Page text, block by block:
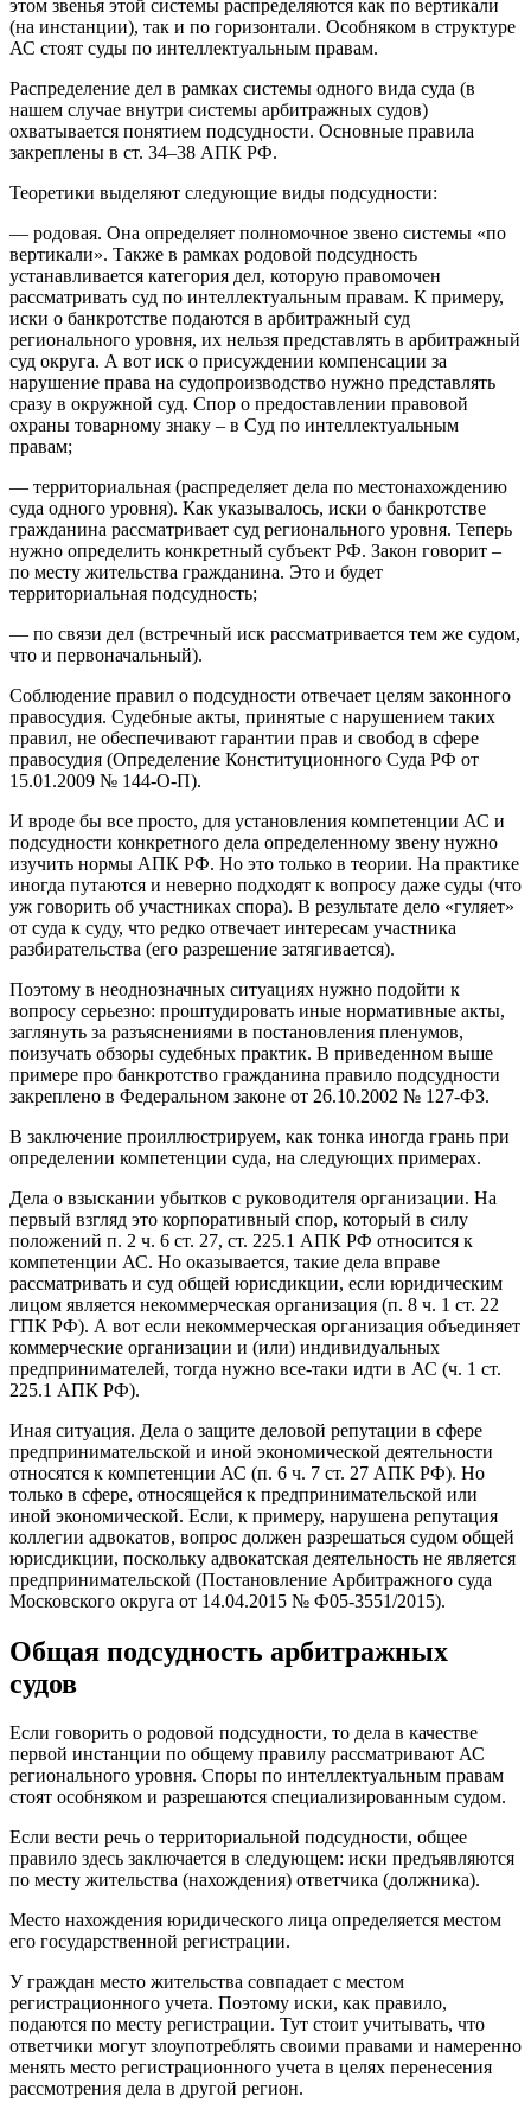
этом звенья этой системы распределяются как по вертикали
(на инстанции), так и по горизонтали. Особняком в структуре
АС стоят суды по интеллектуальным правам.
Распределение дел в рамках системы одного вида суда (в
нашем случае внутри системы арбитражных судов)
охватывается понятием подсудности. Основные правила
закреплены в ст. 34–38 АПК РФ.
Теоретики выделяют следующие виды подсудности:
— родовая. Она определяет полномочное звено системы «по
вертикали». Также в рамках родовой подсудность
устанавливается категория дел, которую правомочен
рассматривать суд по интеллектуальным правам. К примеру,
иски о банкротстве подаются в арбитражный суд
регионального уровня, их нельзя представлять в арбитражный
суд округа. А вот иск о присуждении компенсации за
нарушение права на судопроизводство нужно представлять
сразу в окружной суд. Спор о предоставлении правовой
охраны товарному знаку – в Суд по интеллектуальным
правам;
— территориальная (распределяет дела по местонахождению
суда одного уровня). Как указывалось, иски о банкротстве
гражданина рассматривает суд регионального уровня. Теперь
нужно определить конкретный субъект РФ. Закон говорит –
по месту жительства гражданина. Это и будет
территориальная подсудность;
— по связи дел (встречный иск рассматривается тем же судом,
что и первоначальный).
Соблюдение правил о подсудности отвечает целям законного
правосудия. Судебные акты, принятые с нарушением таких
правил, не обеспечивают гарантии прав и свобод в сфере
правосудия (Определение Конституционного Суда РФ от
15.01.2009 № 144-О-П).
И вроде бы все просто, для установления компетенции АС и
подсудности конкретного дела определенному звену нужно
изучить нормы АПК РФ. Но это только в теории. На практике
иногда путаются и неверно подходят к вопросу даже суды (что
уж говорить об участниках спора). В результате дело «гуляет»
от суда к суду, что редко отвечает интересам участника
разбирательства (его разрешение затягивается).
Поэтому в неоднозначных ситуациях нужно подойти к
вопросу серьезно: проштудировать иные нормативные акты,
заглянуть за разъяснениями в постановления пленумов,
поизучать обзоры судебных практик. В приведенном выше
примере про банкротство гражданина правило подсудности
закреплено в Федеральном законе от 26.10.2002 № 127-ФЗ.
В заключение проиллюстрируем, как тонка иногда грань при
определении компетенции суда, на следующих примерах.
Дела о взыскании убытков с руководителя организации. На
первый взгляд это корпоративный спор, который в силу
положений п. 2 ч. 6 ст. 27, ст. 225.1 АПК РФ относится к
компетенции АС. Но оказывается, такие дела вправе
рассматривать и суд общей юрисдикции, если юридическим
лицом является некоммерческая организация (п. 8 ч. 1 ст. 22
ГПК РФ). А вот если некоммерческая организация объединяет
коммерческие организации и (или) индивидуальных
предпринимателей, тогда нужно все-таки идти в АС (ч. 1 ст.
225.1 АПК РФ).
Иная ситуация. Дела о защите деловой репутации в сфере
предпринимательской и иной экономической деятельности
относятся к компетенции АС (п. 6 ч. 7 ст. 27 АПК РФ). Но
только в сфере, относящейся к предпринимательской или
иной экономической. Если, к примеру, нарушена репутация
коллегии адвокатов, вопрос должен разрешаться судом общей
юрисдикции, поскольку адвокатская деятельность не является
предпринимательской (Постановление Арбитражного суда
Московского округа от 14.04.2015 № Ф05-3551/2015).
Общая подсудность арбитражных
судов
Если говорить о родовой подсудности, то дела в качестве
первой инстанции по общему правилу рассматривают АС
регионального уровня. Споры по интеллектуальным правам
стоят особняком и разрешаются специализированным судом.
Если вести речь о территориальной подсудности, общее
правило здесь заключается в следующем: иски предъявляются
по месту жительства (нахождения) ответчика (должника).
Место нахождения юридического лица определяется местом
его государственной регистрации.
У граждан место жительства совпадает с местом
регистрационного учета. Поэтому иски, как правило,
подаются по месту регистрации. Тут стоит учитывать, что
ответчики могут злоупотреблять своими правами и намеренно
менять место регистрационного учета в целях перенесения
рассмотрения дела в другой регион.